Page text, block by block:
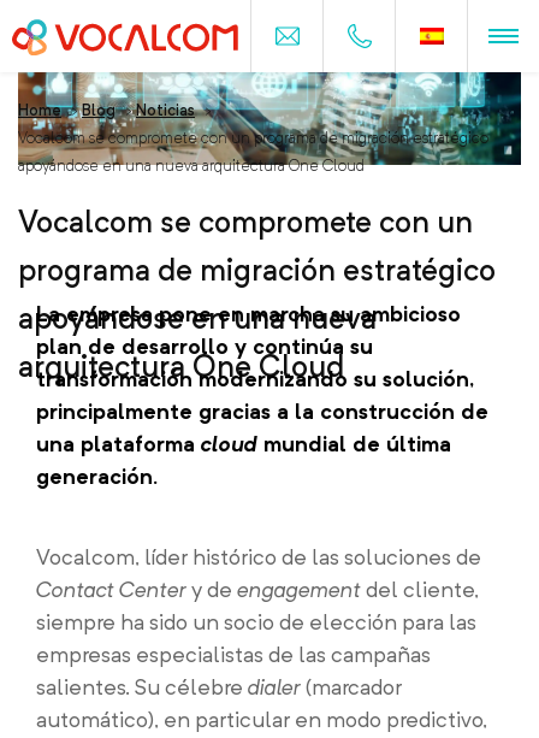
Home > Blog > Noticias >
Vocalcom se compromete con un programa de migración estratégico
apoyándose en una nueva arquitectura One Cloud
Vocalcom se compromete con un
programa de migración estratégico
apoyándose en una nueva
arquitectura One Cloud
La empresa pone en marcha su ambicioso
plan de desarrollo y continúa su
transformación modernizando su solución,
principalmente gracias a la construcción de
una plataforma cloud mundial de última
generación.
Vocalcom, líder histórico de las soluciones de
Contact Centery de engagementdel cliente,
siempre ha sido un socio de elección para las
empresas especialistas de las campañas
salientes. Su célebre dialer(marcador
automático), en particular en modo predictivo,